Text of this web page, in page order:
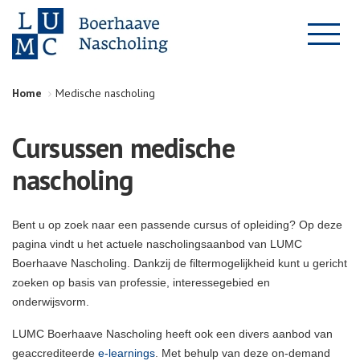
Home Medische nascholing
Cursussen medische
nascholing
Bent u op zoek naar een passende cursus of opleiding? Op deze
pagina vindt u het actuele nascholingsaanbod van LUMC
Boerhaave Nascholing. Dankzij de filtermogelijkheid kunt u gericht
zoeken op basis van professie, interessegebied en
onderwijsvorm.
LUMC Boerhaave Nascholing heeft ook een divers aanbod van
geaccrediteerde e-learnings . Met behulp van deze on-demand